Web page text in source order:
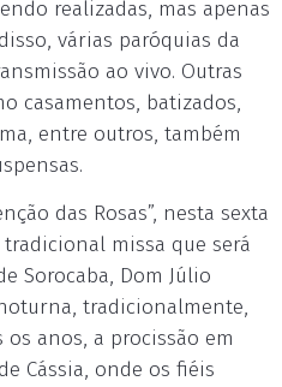
realizadas, mas apenas
várias paróquias da
ao vivo. Outras
casamentos, batizados,
entre outros, também
das Rosas”, nesta sexta
missa que será
Sorocaba, Dom Júlio
tradicionalmente,
anos, a procissão em
Cássia, onde os fiéis